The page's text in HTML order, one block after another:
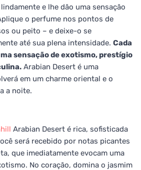
e lhe dão uma sensação
o perfume nos pontos de
ou peito – e deixe-o se
até sua plena intensidade. Cada
sensação de exotismo, prestígio
Arabian Desert é uma
em um charme oriental e o
a noite.
Arabian Desert é rica, sofisticada
será recebido por notas picantes
que imediatamente evocam uma
No coração, domina o jasmim